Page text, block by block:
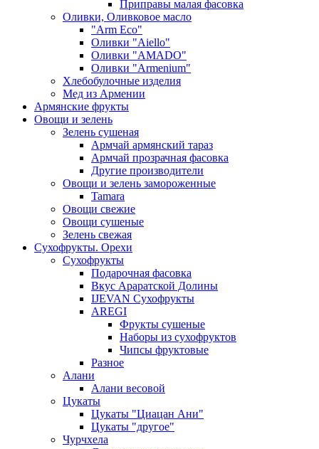
Приправы малая фасовка
Оливки, Оливковое масло
"Arm Eco"
Оливки "Aiello"
Оливки "AMADO"
Оливки "Armenium"
Хлебобулочные изделия
Мед из Армении
Армянские фрукты
Овощи и зелень
Зелень сушеная
Армчай армянский тараз
Армчай прозрачная фасовка
Другие производители
Овощи и зелень замороженные
Tamara
Овощи свежие
Овощи сушеные
Зелень свежая
Сухофрукты. Орехи
Сухофрукты
Подарочная фасовка
Вкус Араратской Долины
IJEVAN Сухофрукты
AREGI
Фрукты сушеные
Наборы из сухофруктов
Чипсы фруктовые
Разное
Алани
Алани весовой
Цукаты
Цукаты "Циацан Ани"
Цукаты "другое"
Чурчхела